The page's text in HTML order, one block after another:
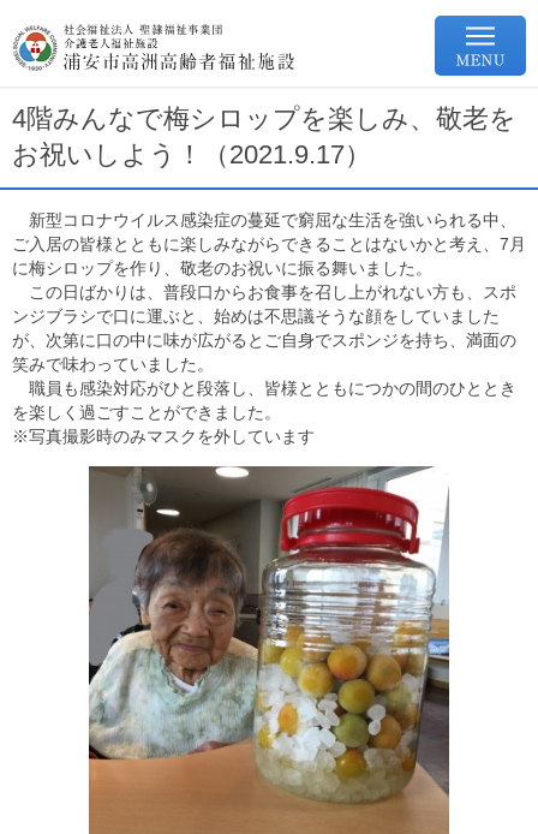
4階みんなで梅シロップを楽しみ、敬老を
お祝いしよう！（2021.9.17）
新型コロナウイルス感染症の蔓延で窮屈な生活を強いられる中、
ご入居の皆様とともに楽しみながらできることはないかと考え、7月
に梅シロップを作り、敬老のお祝いに振る舞いました。
この日ばかりは、普段口からお食事を召し上がれない方も、スポ
ンジブラシで口に運ぶと、始めは不思議そうな顔をしていました
が、次第に口の中に味が広がるとご自身でスポンジを持ち、満面の
笑みで味わっていました。
職員も感染対応がひと段落し、皆様とともにつかの間のひととき
を楽しく過ごすことができました。
※写真撮影時のみマスクを外しています